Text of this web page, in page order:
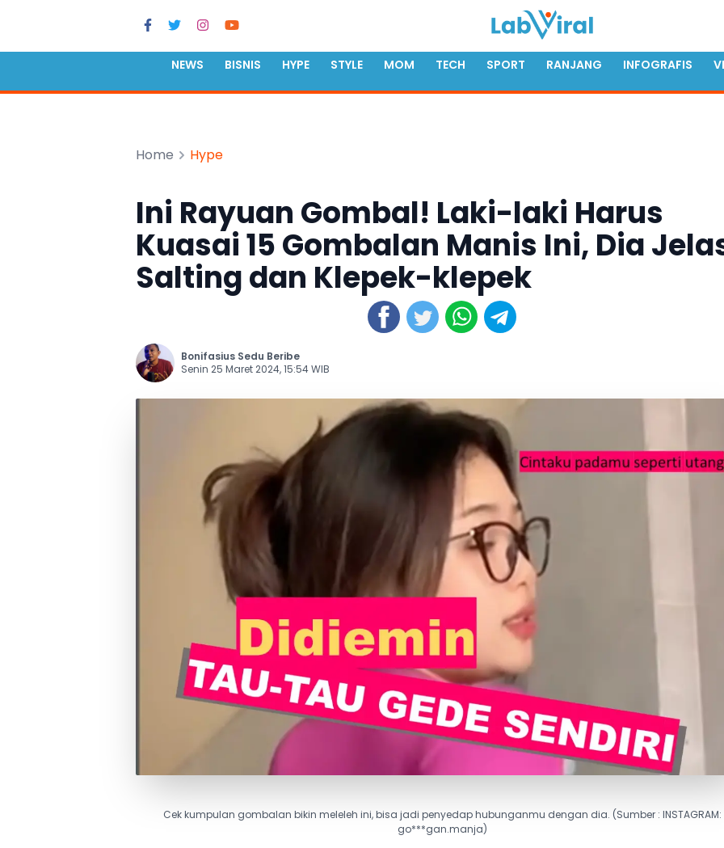
NEWS BISNIS HYPE STYLE MOM TECH SPORT RANJANG INFOGRAFIS
Home Hype
Ini Rayuan Gombal! Laki-laki Harus
Kuasai 15 Gombalan Manis Ini, Dia
Salting dan Klepek-klepek
Bonifasius Sedu Beribe
Senin 25 Maret 2024, 15:54 WIB
Cek kumpulan gombalan bikin meleleh ini, bisa jadi penyedap hubunganmu dengan dia. (Sumber : INSTAGRAM:
go***gan.manja)